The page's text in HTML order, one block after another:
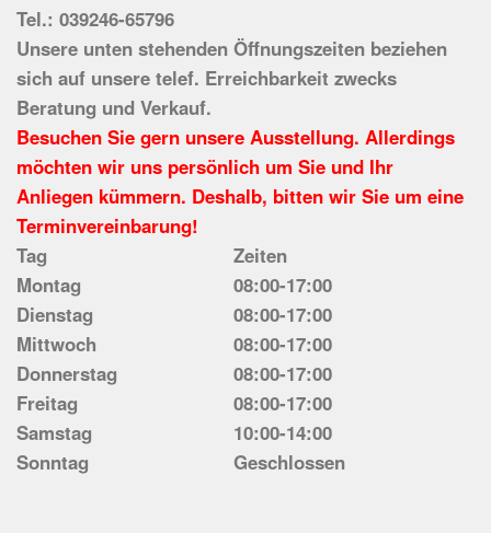
Tel.: 039246-65796
Unsere unten stehenden Öffnungszeiten beziehen
sich auf unsere telef. Erreichbarkeit zwecks
Beratung und Verkauf.
Besuchen Sie gern unsere Ausstellung. Allerdings
möchten wir uns persönlich um Sie und Ihr
Anliegen kümmern. Deshalb, bitten wir Sie um eine
Terminvereinbarung!
Tag
Zeiten
Montag
08:00-17:00
Dienstag
08:00-17:00
Mittwoch
08:00-17:00
Donnerstag
08:00-17:00
Freitag
08:00-17:00
Samstag
10:00-14:00
Sonntag
Geschlossen